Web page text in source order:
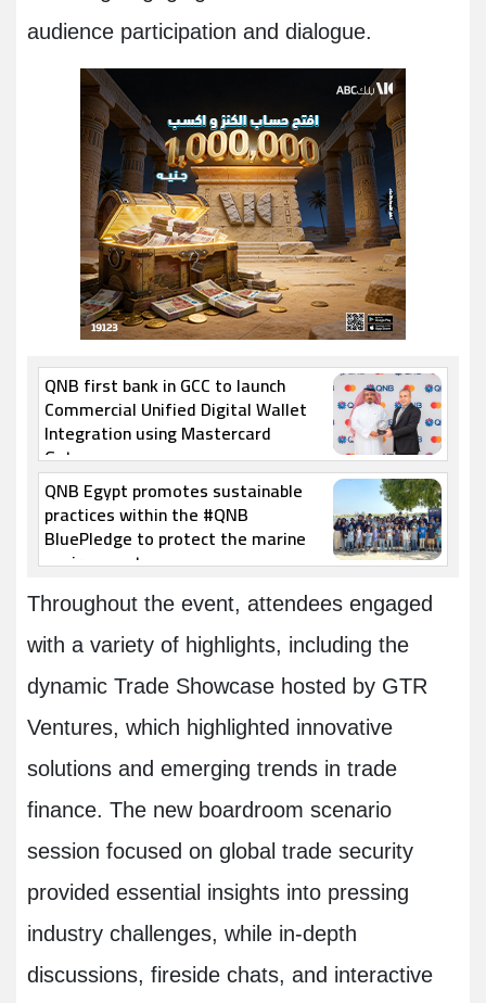
audience participation and dialogue.
QNB first bank in GCC to launch
Commercial Unified Digital Wallet
Integration using Mastercard
Gateway
QNB Egypt promotes sustainable
practices within the #QNB
BluePledge to protect the marine
environment
Throughout the event, attendees engaged
with a variety of highlights, including the
dynamic Trade Showcase hosted by GTR
Ventures, which highlighted innovative
solutions and emerging trends in trade
finance. The new boardroom scenario
session focused on global trade security
provided essential insights into pressing
industry challenges, while in-depth
discussions, fireside chats, and interactive